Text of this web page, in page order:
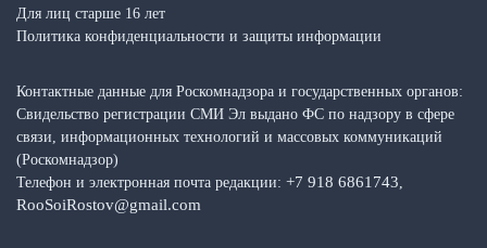
Для лиц старше 16 лет
Политика конфиденциальности и защиты информации
Контактные данные для Роскомнадзора и государственных органов:
Свидельство регистрации СМИ Эл выдано ФС по надзору в сфере
связи, информационных технологий и массовых коммуникаций
(Роскомнадзор)
Телефон и электронная почта редакции: +7 918 6861743
RooSoiRostov@gmail.com